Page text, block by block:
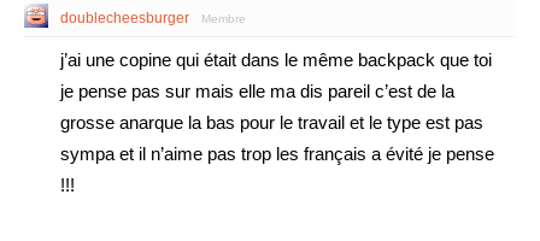
doublecheesburger Membre
j’ai une copine qui était dans le même backpack que toi
je pense pas sur mais elle ma dis pareil c’est de la
grosse anarque la bas pour le travail et le type est pas
sympa et il n’aime pas trop les français a évité je pense
!!!